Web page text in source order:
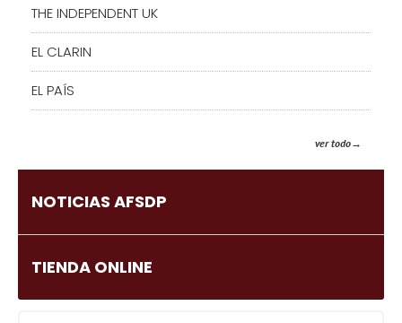
THE INDEPENDENT UK
EL CLARIN
EL PAÍS
ver todo
NOTICIAS AFSDP
TIENDA ONLINE